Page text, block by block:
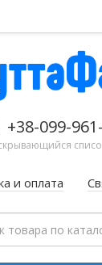
+38-099-
и оплата